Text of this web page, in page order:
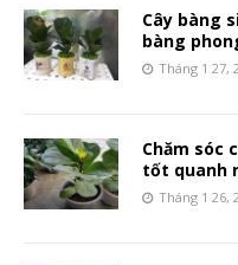
Cây bàng
bàng
Tháng 1 27,
Chăm sóc
tốt quanh
Tháng 1 26,